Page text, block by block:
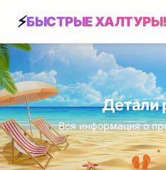
БЫСТРЫЕ ХАЛТУРЫ!
Детали
Вся информация о